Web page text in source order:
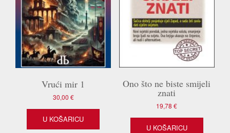
Vrući mir 1
30,00 €
U KOŠARICU
Ono što ne biste smijeli
znati
19,78€
U KOŠARICU